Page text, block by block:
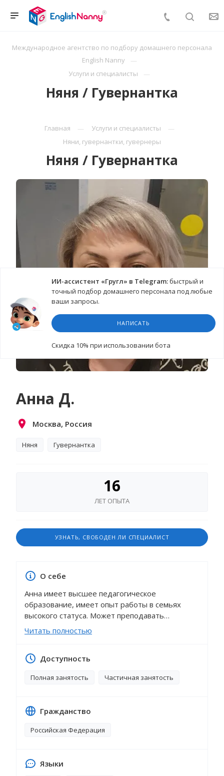
Международное агентство по подбору домашнего персонала
English Nanny
Услуги и специалисты
Няня / Гувернантка
Главная
Услуги и специалисты
Няни, гувернантки, гувернеры
Няня / Гувернантка
ИИ-ассистент «Гругл» в Telegram:быстрый и
точный подбор домашнего персонала под любые
ваши запросы.
НАПИСАТЬ
Cкидка 10% при использовании бота
Анна Д.
Москва, Россия
Няня Гувернантка
16
ЛЕТ ОПЫТА
УЗНАТЬ, СВОБОДЕН ЛИ СПЕЦИАЛИСТ
О себе
Анна имеет высшее педагогическое
образование, имеет опыт работы в семьях
высокого статуса. Может преподавать
английский язык, помогает с выполнением
домашних заданий, способствует повышению
сопровождает в школу и на занятия. Выполняет
и порядочная. В свободное время увлекается
ландшафтным дизайном. Любит
путешествовать и посещать культурно-
массовые мероприятия.
Читать полностью
Доступность
Полная занятость Частичная занятость
Гражданство
Российская Федерация
Языки